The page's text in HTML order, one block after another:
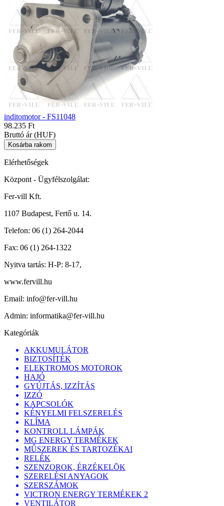
inditomotor - FS11048
98.235 Ft
Bruttó ár (HUF)
Elérhetőségek
Központ - Ügyfélszolgálat:
Fer-vill Kft.
1107 Budapest, Fertő u. 14.
Telefon: 06 (1) 264-2044
Fax: 06 (1) 264-1322
Nyitva tartás: H-P: 8-17,
www.fervill.hu
Email: info@fer-vill.hu
Admin: informatika@fer-vill.hu
Kategóriák
AKKUMULÁTOR
BIZTOSÍTÉK
ELEKTROMOS MOTOROK
HAJÓ
GYÚJTÁS, IZZÍTÁS
IZZÓ
KAPCSOLÓK
KÉNYELMI FELSZERELÉS
KLÍMA
KONTROLL LÁMPÁK
MG ENERGY TERMÉKEK
MÛSZEREK ÉS TARTOZÉKAI
RELÉK
SZENZOROK, ÉRZÉKELÕK
SZERELÉSI ANYAGOK
SZERSZÁMOK
VICTRON ENERGY TERMÉKEK 2
VENTILÁTOR